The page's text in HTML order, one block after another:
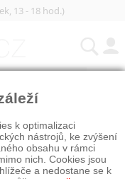
13 - 18 hod.)
k optimalizaci
nástrojů, ke zvýšení
obsahu v rámci
nich. Cookies jsou
a nedostane se k